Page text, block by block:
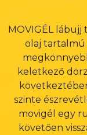
MOVIGÉL lábujj
olaj tartalmú
keletkező
szinte
movigél egy
követően